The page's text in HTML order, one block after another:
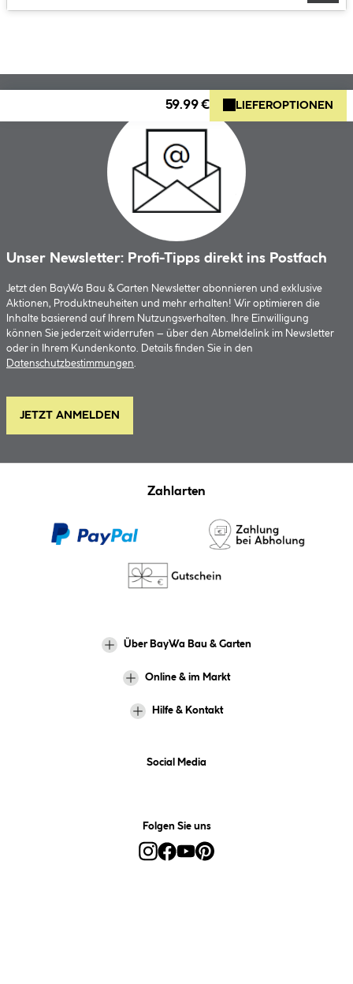
59.99 € LIEFEROPTIONEN
Unser Newsletter: Profi-Tipps direkt ins Postfach
Jetzt den BayWa Bau & Garten Newsletter abonnieren und exklusive
Aktionen, Produktneuheiten und mehr erhalten! Wir optimieren die
Inhalte basierend auf Ihrem Nutzungsverhalten. Ihre Einwilligung
können Sie jederzeit widerrufen – über den Abmeldelink im Newsletter
oder in Ihrem Kundenkonto. Details finden Sie in den
Datenschutzbestimmungen.
JETZT ANMELDEN
Zahlarten
Über BayWa Bau & Garten
Online & im Markt
Hilfe & Kontakt
Social Media
Folgen Sie uns